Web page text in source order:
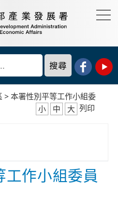
到
主
要
內
容
塊
濟
部
業
發
展
署
>本署性別平等工作小組委
小 中 大 列印
工作小組委員